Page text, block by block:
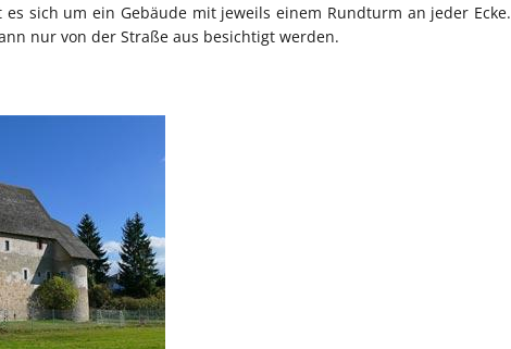
sich um ein Gebäude mit jeweils einem Rundturm an jeder Ecke.
nur von der Straße aus besichtigt werden.